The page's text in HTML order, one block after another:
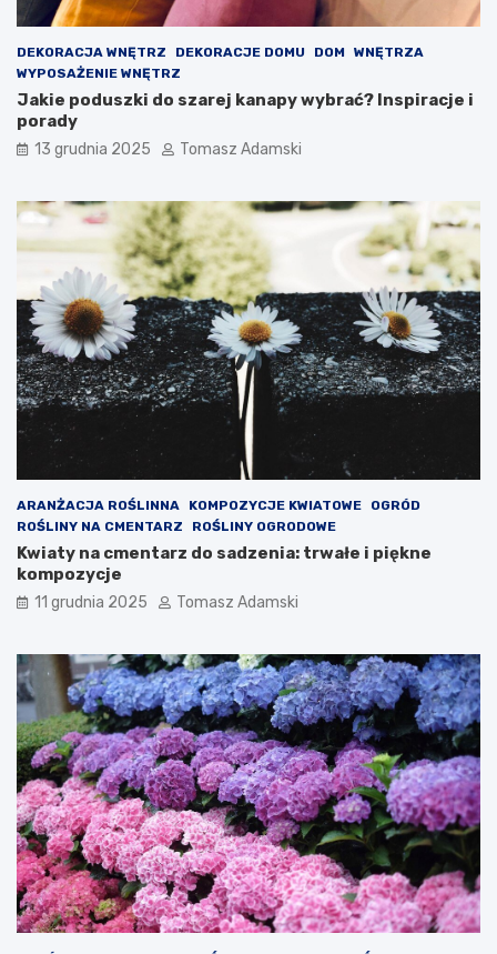
DEKORACJA WNĘTRZ DEKORACJE DOMU DOM
WNĘTRZA
WYPOSAŻENIE WNĘTRZ
Jakie poduszki do szarej kanapy wybrać? Inspiracje i
porady
13 grudnia 2025 Tomasz Adamski
ARANŻACJA ROŚLINNA KOMPOZYCJE KWIATOWE
OGRÓD
ROŚLINY NA CMENTARZ
ROŚLINY OGRODOWE
Kwiaty na cmentarz do sadzenia: trwałe i piękne
kompozycje
11 grudnia 2025 Tomasz Adamski